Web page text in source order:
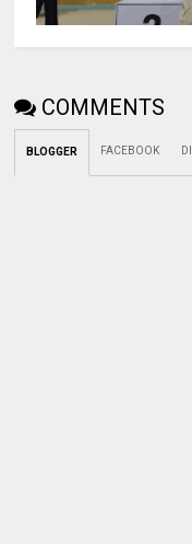
COMMENTS
BLOGGER FACEBOOK